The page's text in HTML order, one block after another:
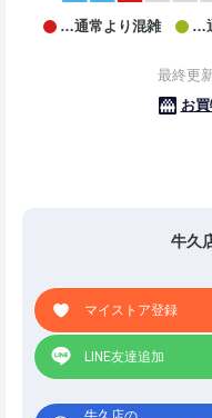
牛久
マイストア登録
LINE友達追加